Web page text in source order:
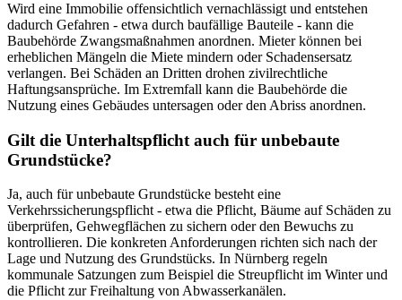
Wird eine Immobilie offensichtlich vernachlässigt und entstehen
dadurch Gefahren - etwa durch baufällige Bauteile - kann die
Baubehörde Zwangsmaßnahmen anordnen. Mieter können bei
erheblichen Mängeln die Miete mindern oder Schadensersatz
verlangen. Bei Schäden an Dritten drohen zivilrechtliche
Haftungsansprüche. Im Extremfall kann die Baubehörde die
Nutzung eines Gebäudes untersagen oder den Abriss anordnen.
Gilt die Unterhaltspflicht auch für unbebaute
Grundstücke?
Ja, auch für unbebaute Grundstücke besteht eine
Verkehrssicherungspflicht - etwa die Pflicht, Bäume auf Schäden zu
überprüfen, Gehwegflächen zu sichern oder den Bewuchs zu
kontrollieren. Die konkreten Anforderungen richten sich nach der
Lage und Nutzung des Grundstücks. In Nürnberg regeln
kommunale Satzungen zum Beispiel die Streupflicht im Winter und
die Pflicht zur Freihaltung von Abwasserkanälen.